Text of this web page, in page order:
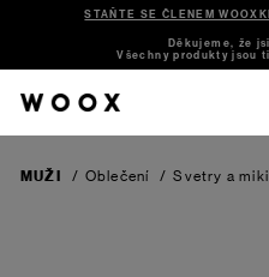
STAŇTE SE ČLENEM
Děkujeme, že
Všechny produkty jsou
MUŽI / Oblečení / Svetry a